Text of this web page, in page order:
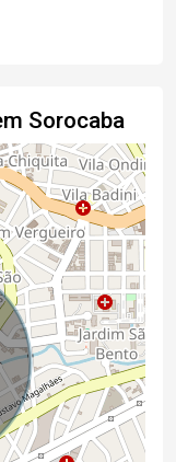
Sorocaba